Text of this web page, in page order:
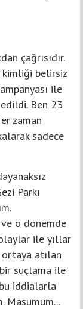
çağrısıdır.
kimliği belirsiz
ile
Ben 23
zaman
sadece
Parkı
o dönemde
ile yıllar
atılan
suçlama ile
bu iddialarla
Masumum...